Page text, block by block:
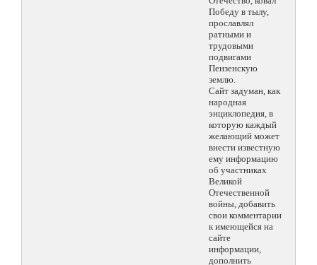
Победу в тылу,
прославлял
ратными и
трудовыми
подвигами
Пензенскую
землю.
Сайт задуман, как
народная
энциклопедия, в
которую каждый
желающий может
внести известную
ему информацию
об участниках
Великой
Отечественной
войны, добавить
свои комментарии
к имеющейся на
сайте
информации,
дополнить